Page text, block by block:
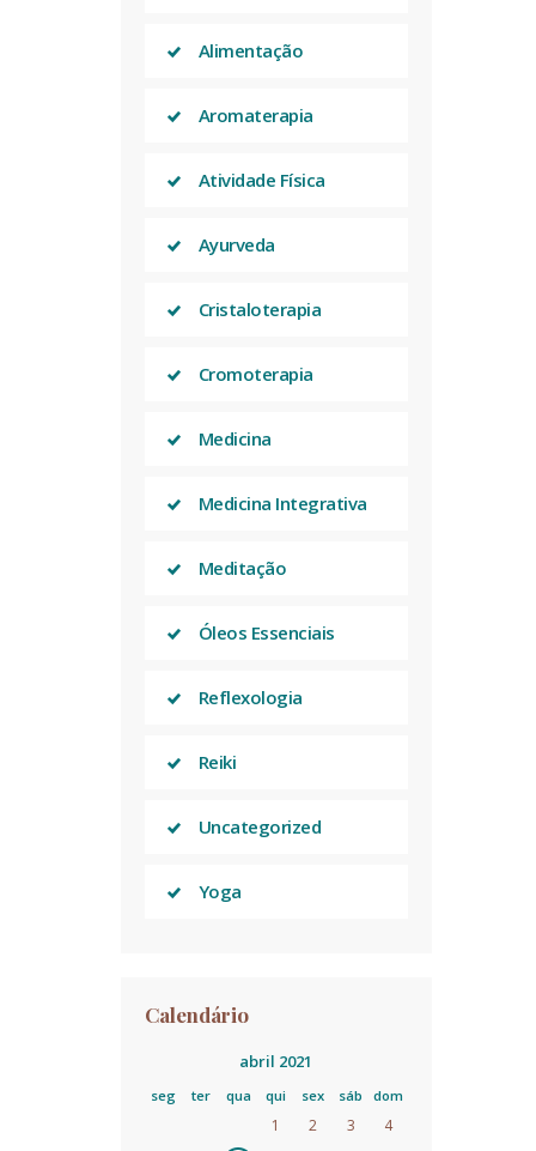
Alimentação
Aromaterapia
Atividade Física
Ayurveda
Cristaloterapia
Cromoterapia
Medicina
Medicina Integrativa
Meditação
Óleos Essenciais
Reflexologia
Reiki
Uncategorized
Yoga
Calendário
abril 2021
seg ter qua qui sex sáb dom
1 2 3 4